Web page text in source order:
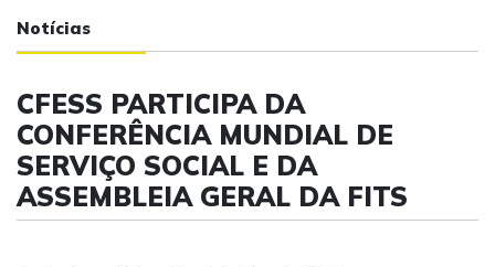
Notícias
CFESS PARTICIPA DA
CONFERÊNCIA MUNDIAL DE
SERVIÇO SOCIAL E DA
ASSEMBLEIA GERAL DA FITS